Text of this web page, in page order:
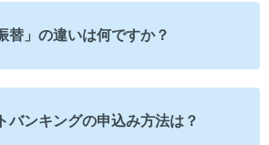
替」の違いは何ですか？
バンキングの申込み方法は？